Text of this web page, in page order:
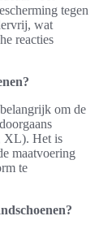
tegen
wat
reacties
om de
XL). Het is
maatvoering
te